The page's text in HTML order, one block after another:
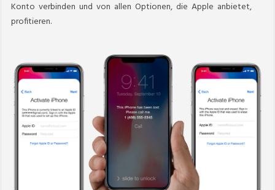
Konto verbinden und von allen Optionen, die Apple anbietet,
profitieren.